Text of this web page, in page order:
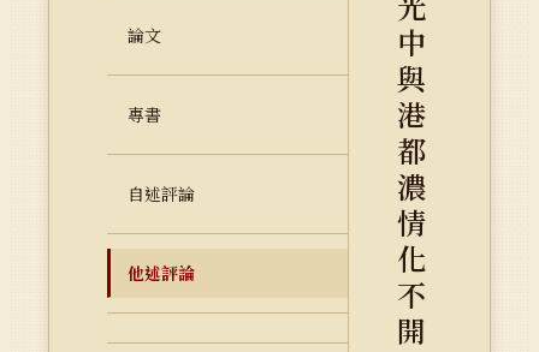
論文
專書
自述評論
他述評論
中
與
港
都
濃
情
化
不
開